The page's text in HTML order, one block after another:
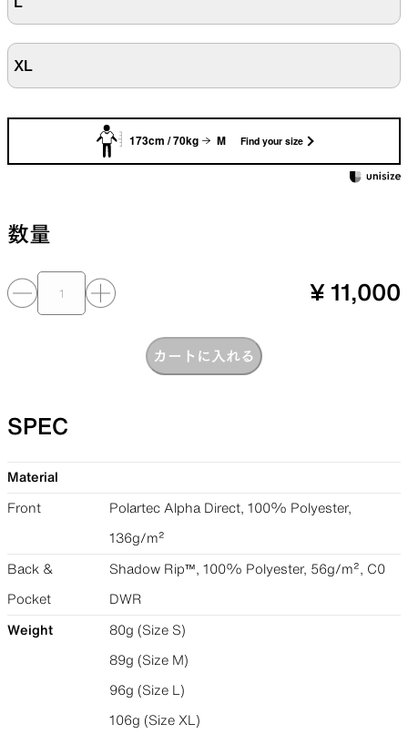
XL
173cm / 70kg M Find your size
数量
¥ 11,000
カートに入れる
SPEC
Material
Front Polartec Alpha Direct, 100% Polyester,
136g/m²
Back &
Pocket
Shadow Rip™, 100% Polyester, 56g/m², C0
DWR
Weight 80g (Size S)
89g (Size M)
96g (Size L)
106g (Size XL)